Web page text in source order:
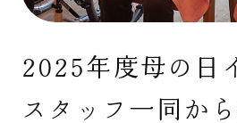
2025年度母の日
スタッフ一同か